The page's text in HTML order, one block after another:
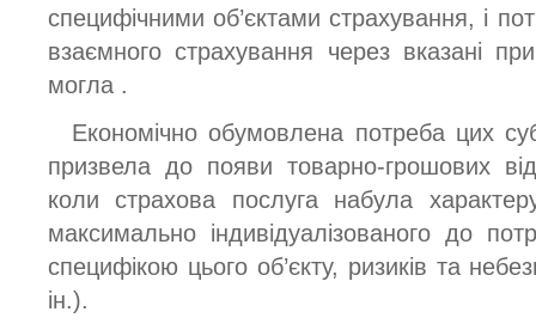
специфічними об’єктами страхування, і
взаємного страхування через вказані
могла .
Економічно обумовлена потреба цих
призвела до появи товарно-грошових
коли страхова послуга набула
максимально індивідуалізованого до
специфікою цього об’єкту, ризиків та
ін.).